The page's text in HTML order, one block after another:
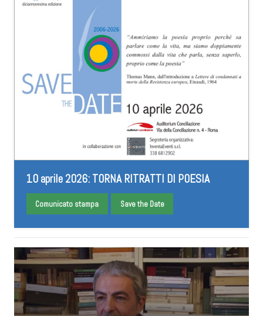
10 aprile 2026: TORNA RITRATTI DI POESIA
Comunicato stampa Save the Date